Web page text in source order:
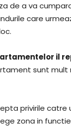
de a va
care
il
sunt mult
privirile
zona in